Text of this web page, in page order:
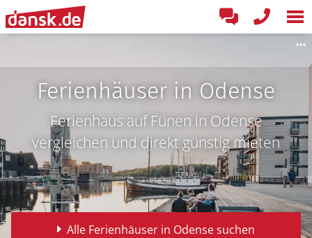
Ferienhäuser in Odense
Ferienhaus auf Fünen in Odense
vergleichen und direkt günstig mieten
Alle Ferienhäuser in Odense suchen